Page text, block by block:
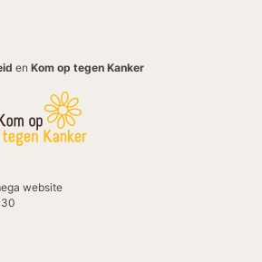
en Kom op tegen Kanker
website